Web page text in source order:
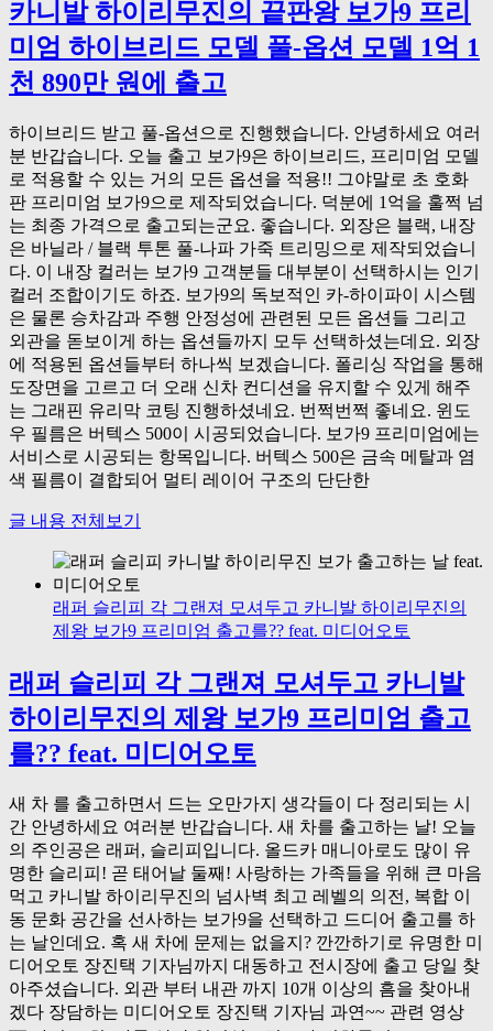
카니발 하이리무진의 끝판왕 보가9 프리
미엄 하이브리드 모델 풀-옵션 모델 1억 1
천 890만 원에 출고
하이브리드 받고 풀-옵션으로 진행했습니다. 안녕하세요 여러
분 반갑습니다. 오늘 출고 보가9은 하이브리드, 프리미엄 모델
로 적용할 수 있는 거의 모든 옵션을 적용!! 그야말로 초 호화
판 프리미엄 보가9으로 제작되었습니다. 덕분에 1억을 훌쩍 넘
는 최종 가격으로 출고되는군요. 좋습니다. 외장은 블랙, 내장
은 바닐라 / 블랙 투톤 풀-나파 가죽 트리밍으로 제작되었습니
다. 이 내장 컬러는 보가9 고객분들 대부분이 선택하시는 인기
컬러 조합이기도 하죠. 보가9의 독보적인 카-하이파이 시스템
은 물론 승차감과 주행 안정성에 관련된 모든 옵션들 그리고
외관을 돋보이게 하는 옵션들까지 모두 선택하셨는데요. 외장
에 적용된 옵션들부터 하나씩 보겠습니다. 폴리싱 작업을 통해
도장면을 고르고 더 오래 신차 컨디션을 유지할 수 있게 해주
는 그래핀 유리막 코팅 진행하셨네요. 번쩍번쩍 좋네요. 윈도
우 필름은 버텍스 500이 시공되었습니다. 보가9 프리미엄에는
서비스로 시공되는 항목입니다. 버텍스 500은 금속 메탈과 염
색 필름이 결합되어 멀티 레이어 구조의 단단한
글 내용 전체보기
래퍼 슬리피 각 그랜져 모셔두고 카니발 하이리무진의
제왕 보가9 프리미엄 출고를?? feat. 미디어오토
래퍼 슬리피 각 그랜져 모셔두고 카니발
하이리무진의 제왕 보가9 프리미엄 출고
를?? feat. 미디어오토
새 차 를 출고하면서 드는 오만가지 생각들이 다 정리되는 시
간 안녕하세요 여러분 반갑습니다. 새 차를 출고하는 날! 오늘
의 주인공은 래퍼, 슬리피입니다. 올드카 매니아로도 많이 유
명한 슬리피! 곧 태어날 둘째! 사랑하는 가족들을 위해 큰 마음
먹고 카니발 하이리무진의 넘사벽 최고 레벨의 의전, 복합 이
동 문화 공간을 선사하는 보가9을 선택하고 드디어 출고를 하
는 날인데요. 혹 새 차에 문제는 없을지? 깐깐하기로 유명한 미
디어오토 장진택 기자님까지 대동하고 전시장에 출고 당일 찾
아주셨습니다. 외관 부터 내관 까지 10개 이상의 흠을 찾아내
겠다 장담하는 미디어오토 장진택 기자님 과연~~ 관련 영상